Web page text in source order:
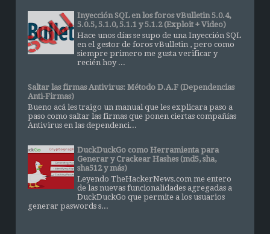
Inyección SQL en los foros vBulletin 5.0.4,
5.0.5, 5.1.0, 5.1.1 y 5.1.2 (Exploit + Video)
Hace unos días se supo de una Inyección SQL
en el gestor de foros vBulletin , pero como
siempre primero me gusta verificar y
recién hoy ...
Saltar las firmas Antivirus: Método D.A.F (Dependencias
Anti-Firmas)
Bueno acá les traigo un manual que les explicara paso a
paso como saltar las firmas que ponen ciertas compañías
Antivirus en las dependenci...
DuckDuckGo como Herramienta para
Generar y Crackear Hashes (md5, sha,
sha512 y más)
Leyendo TheHackerNews.com me entero
de las nuevas funcionalidades agregadas a
DuckDuckGo que permite a los usuarios
generar paswords s...